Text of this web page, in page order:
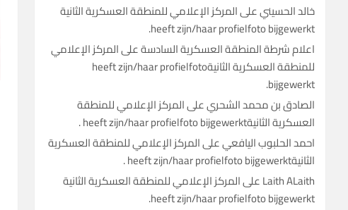
خالد الحسينيعلى
heeft zijn/haar profielfoto bijgewerkt.
اعلام شرطة المنطقة العسكرية السادسةعلى‎المركز الإعلامي
للمنطقة العسكرية الثانية‎ heeft zijn/haar profielfoto
bijgewerkt.
الصادق بن محمد الشحريعلى‎المركز الإعلامي للمنطقة
العسكرية الثانية‎ heeft zijn/haar profielfoto bijgewerkt.
احمد الحلبوب اليافعيعلى‎المركز الإعلامي للمنطقة العسكرية
الثانية‎ heeft zijn/haar profielfoto bijgewerkt.
Laith ALaithعلى
heeft zijn/haar profielfoto bijgewerkt.